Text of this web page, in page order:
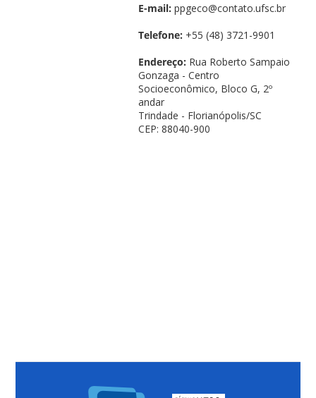
E-mail: ppgeco@contato.ufsc.br
Telefone: +55 (48) 3721-9901
Endereço: Rua Roberto Sampaio
Gonzaga - Centro
Socioeconômico, Bloco G, 2º
andar
Trindade - Florianópolis/SC
CEP: 88040-900